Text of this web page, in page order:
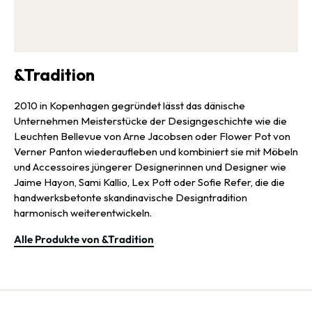
&Tradition
2010 in Kopenhagen gegründet lässt das dänische
Unternehmen Meisterstücke der Designgeschichte wie die
Leuchten Bellevue von Arne Jacobsen oder Flower Pot von
Verner Panton wiederaufleben und kombiniert sie mit Möbeln
und Accessoires jüngerer Designerinnen und Designer wie
Jaime Hayon, Sami Kallio, Lex Pott oder Sofie Refer, die die
handwerksbetonte skandinavische Designtradition
harmonisch weiterentwickeln.
Alle Produkte von &Tradition